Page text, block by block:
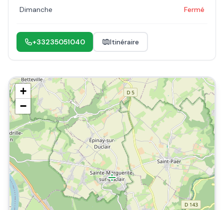
Dimanche
Fermé
+33235051040 Itinéraire
+
−